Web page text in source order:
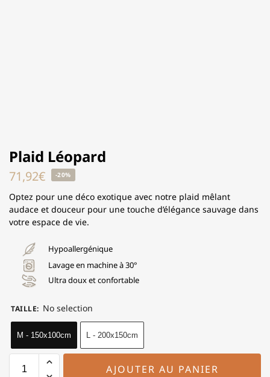
Plaid Léopard
71,92€ -20%
Optez pour une déco exotique avec notre plaid mêlant
audace et douceur pour une touche d’élégance sauvage dans
votre espace de vie.
Hypoallergénique
Lavage en machine à 30°
Ultra doux et confortable
TAILLE: No selection
M - 150x100cm L - 200x150cm
AJOUTER AU PANIER